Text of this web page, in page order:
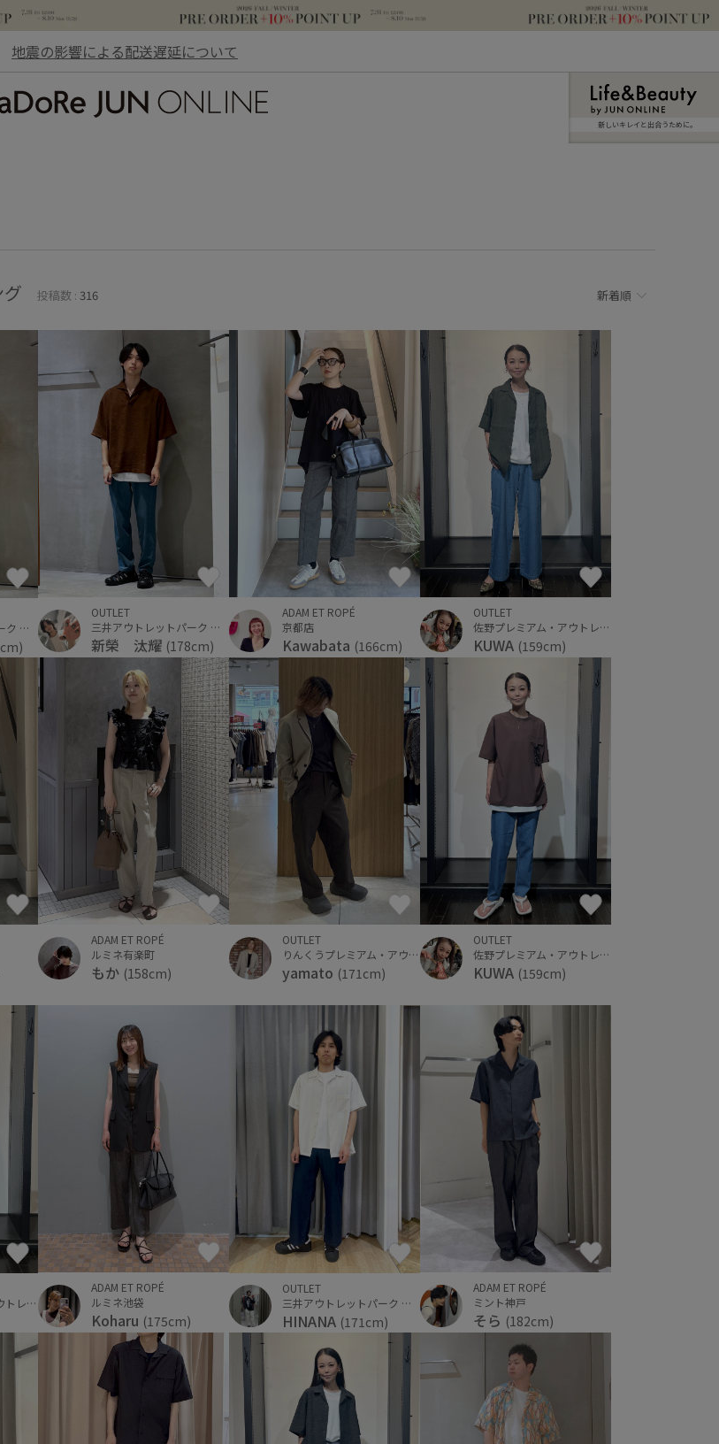
地震の影響による配送遅延について
新しいキレイと出合うために。
投稿数 : 316 新着順
三井アウトレットパーク 横浜ベイサイド
OUTLET
三井アウトレットパーク 横浜ベイサイド
新榮 汰耀 (178cm)
ADAM ET ROPÉ
京都店
Kawabata (166cm)
OUTLET
佐野プレミアム・アウトレット
KUWA (159cm)
ADAM ET ROPÉ
ルミネ有楽町
もか (158cm)
OUTLET
りんくうプレミアム・アウトレット
yamato (171cm)
OUTLET
佐野プレミアム・アウトレット
KUWA (159cm)
佐野プレミアム・アウトレット
ADAM ET ROPÉ
ルミネ池袋
Koharu (175cm)
OUTLET
三井アウトレットパーク ジャズドリーム長島
HINANA (171cm)
ADAM ET ROPÉ
ミント神戸
そら (182cm)